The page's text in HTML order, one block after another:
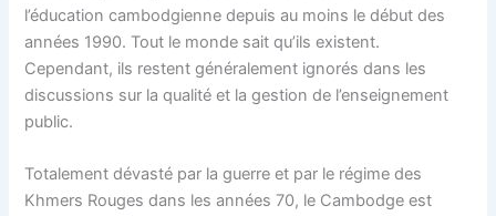
l’éducation cambodgienne depuis au moins le début des
années 1990. Tout le monde sait qu’ils existent.
Cependant, ils restent généralement ignorés dans les
discussions sur la qualité et la gestion de l’enseignement
public.
Totalement dévasté par la guerre et par le régime des
Khmers Rouges dans les années 70, le Cambodge est